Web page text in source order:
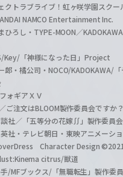
トラブライブ！虹ヶ咲学園スクー
NAMCO Entertainment Inc.
ひろし・TYPE-MOON／
Key/「神様になった日」Project
・橘公司・NOCO/KADOKAWA/「
ォギアＸＶ
ご注文はBLOOM製作委員会ですか？
社／「五等分の花嫁∬」製作委員会
社・テレビ朝日・東映アニメーシ
Character Design
citrus/獣道
/MFブックス/「無職転生」製作委